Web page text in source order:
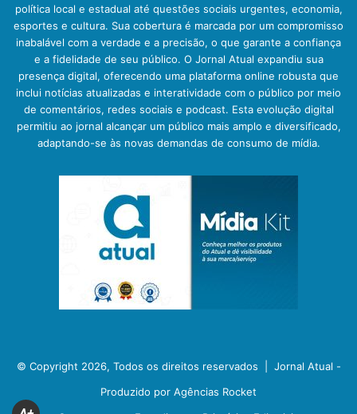
política local e estadual até questões sociais urgentes, economia,
esportes e cultura. Sua cobertura é marcada por um compromisso
inabalável com a verdade e a precisão, o que garante a confiança
e a fidelidade de seu público. O Jornal Atual expandiu sua
presença digital, oferecendo uma plataforma online robusta que
inclui notícias atualizadas e interatividade com o público por meio
de comentários, redes sociais e podcast. Esta evolução digital
permitiu ao jornal alcançar um público mais amplo e diversificado,
adaptando-se às novas demandas de consumo de mídia.
© Copyright 2026, Todos os direitos reservados | Jornal Atual -
Produzido por Agências Rocket